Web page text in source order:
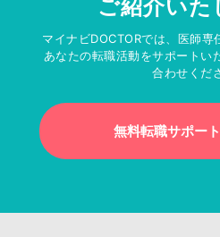
ご紹介いた
マイナビDOCTORでは、医師
あなたの転職活動をサポートい
合わせくだ
無料転職サポー